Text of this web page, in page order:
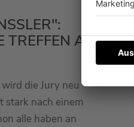
TREFFEN AUF
wird die Jury neu
stark nach einem
alle haben an